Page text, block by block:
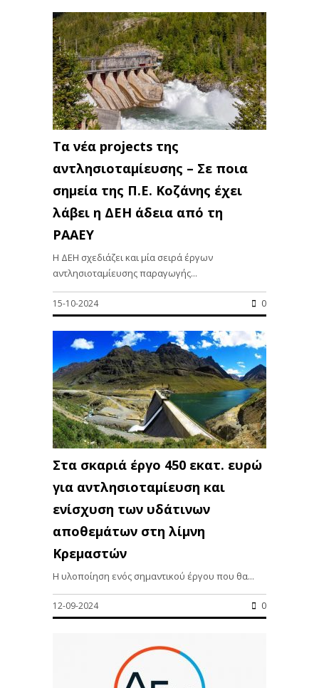
Τα νέα projects της
αντλησιοταμίευσης – Σε ποια
σημεία της Π.Ε. Κοζάνης έχει
λάβει η ΔΕΗ άδεια από τη
ΡΑΑΕΥ
H ΔΕΗ σχεδιάζει και μία σειρά έργων
αντλησιοταμίευσης παραγωγής...
15-10-2024 0
Στα σκαριά έργο 450 εκατ. ευρώ
για αντλησιοταμίευση και
ενίσχυση των υδάτινων
αποθεμάτων στη λίμνη
Κρεμαστών
Η υλοποίηση ενός σημαντικού έργου που θα...
12-09-2024 0